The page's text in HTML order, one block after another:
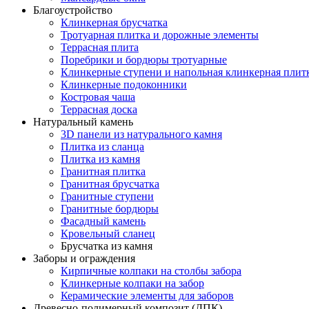
Благоустройство
Клинкерная брусчатка
Тротуарная плитка и дорожные элементы
Террасная плита
Поребрики и бордюры тротуарные
Клинкерные ступени и напольная клинкерная
Клинкерные подоконники
Костровая чаша
Террасная доска
Натуральный камень
3D панели из натурального камня
Плитка из сланца
Плитка из камня
Гранитная плитка
Гранитная брусчатка
Гранитные ступени
Гранитные бордюры
Фасадный камень
Кровельный сланец
Брусчатка из камня
Заборы и ограждения
Кирпичные колпаки на столбы забора
Клинкерные колпаки на забор
Керамические элементы для заборов